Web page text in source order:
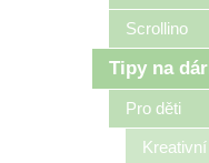
Scrollino
Tipy na
Pro děti